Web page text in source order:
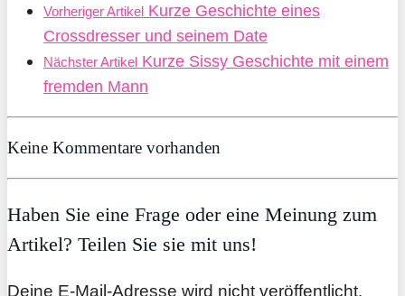
Vorheriger Artikel Kurze Geschichte eines
Crossdresser und seinem Date
Nächster Artikel Kurze Sissy Geschichte mit einem
fremden Mann
Keine Kommentare vorhanden
Haben Sie eine Frage oder eine Meinung zum
Artikel? Teilen Sie sie mit uns!
Deine E-Mail-Adresse wird nicht veröffentlicht.